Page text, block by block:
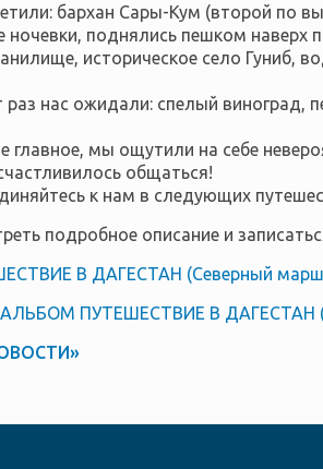
бархан Сары-Кум (второй по
ночевки, поднялись пешком наверх
историческое село Гуниб,
раз нас ожидали: спелый виноград,
главное, мы ощутили на себе
общаться!
к нам в следующих
подробное описание и
В ДАГЕСТАН (Северный
ПУТЕШЕСТВИЕ В ДАГЕСТАН